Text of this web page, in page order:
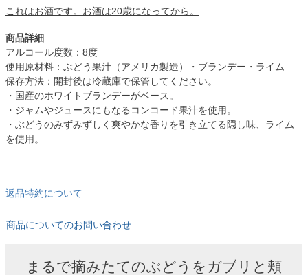
これはお酒です。お酒は20歳になってから。
商品詳細
アルコール度数：8度
使用原材料：ぶどう果汁（アメリカ製造）・ブランデー・ライム
保存方法：開封後は冷蔵庫で保管してください。
・国産のホワイトブランデーがベース。
・ジャムやジュースにもなるコンコード果汁を使用。
・ぶどうのみずみずしく爽やかな香りを引き立てる隠し味、ライム
を使用。
返品特約について
商品についてのお問い合わせ
まるで摘みたてのぶどうをガブリと頬